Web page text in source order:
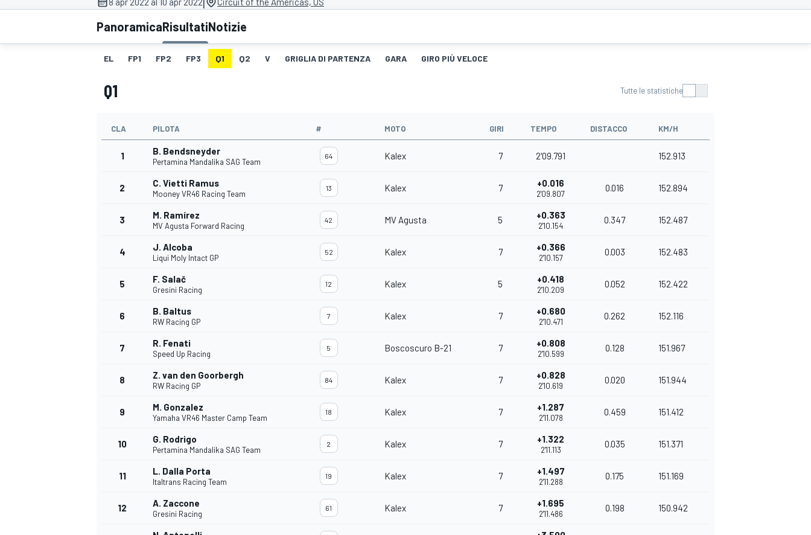
MOTOGP WEC
PanoramicaRisultatiNotizie
EL FP1 FP2 FP3 Q1 Q2 V GRIGLIA DI PARTENZA GARA GIRO PIÙ VELOCE
Q1 Tutte le statistiche
CLA PILOTA # MOTO GIRI TEMPO DISTACCO KM/H
1 B. Bendsneyder
Pertamina Mandalika SAG Team
64 Kalex 7 2'09.791 152.913
2 C. Vietti Ramus
Mooney VR46 Racing Team
13 Kalex 7 +0.016
2'09.807
0.016 152.894
3 M. Ramírez
MV Agusta Forward Racing
42 MV Agusta 5 +0.363
2'10.154
0.347 152.487
4 J. Alcoba
Liqui Moly Intact GP
52 Kalex 7 +0.366
2'10.157
0.003 152.483
5 F. Salač
Gresini Racing
12 Kalex 5 +0.418
2'10.209
0.052 152.422
6 B. Baltus
RW Racing GP
7 Kalex 7 +0.680
2'10.471
0.262 152.116
7 R. Fenati
Speed Up Racing
5 Boscoscuro B-21 7 +0.808
2'10.599
0.128 151.967
8 Z. van den Goorbergh
RW Racing GP
84 Kalex 7 +0.828
2'10.619
0.020 151.944
9 M. Gonzalez
Yamaha VR46 Master Camp Team
18 Kalex 7 +1.287
2'11.078
0.459 151.412
10 G. Rodrigo
Pertamina Mandalika SAG Team
2 Kalex 7 +1.322
2'11.113
0.035 151.371
11 L. Dalla Porta
Italtrans Racing Team
19 Kalex 7 +1.497
2'11.288
0.175 151.169
12 A. Zaccone
Gresini Racing
61 Kalex 7 +1.695
2'11.486
0.198 150.942